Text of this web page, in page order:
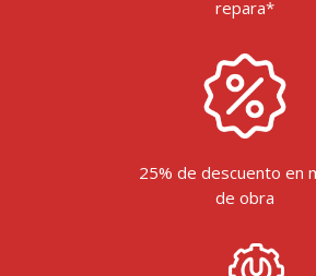
repara*
25% de descuento en
de obra